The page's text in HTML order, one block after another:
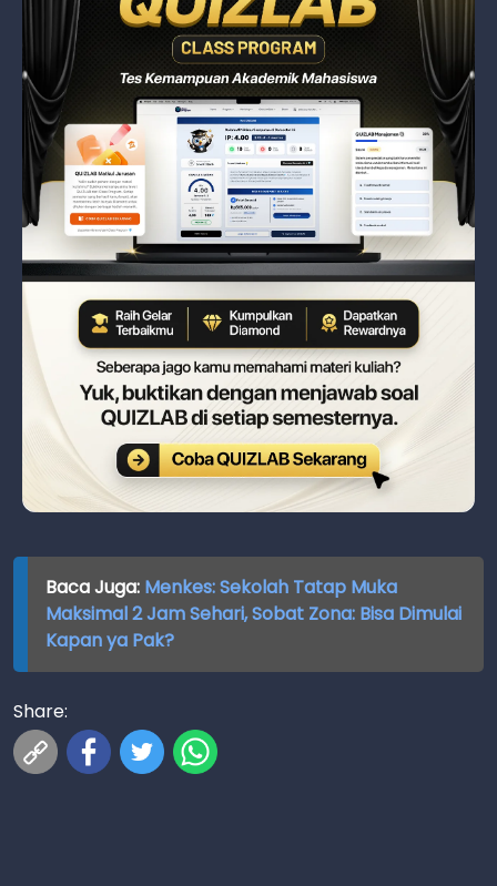
Baca Juga: Menkes: Sekolah Tatap Muka
Maksimal 2 Jam Sehari, Sobat Zona: Bisa Dimulai
Kapan ya Pak?
Share: